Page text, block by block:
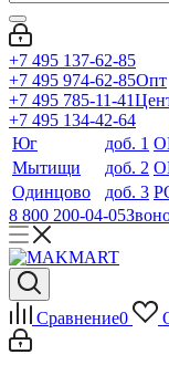
+7 495 137-62-85
+7 495 974-62-85Опт
+7 495 785-11-41
+7 495 134-42-64
Юг
доб. 1
Мытищи
доб. 2
Одинцово
доб. 3
8 800 200-04-05
Сравнение0